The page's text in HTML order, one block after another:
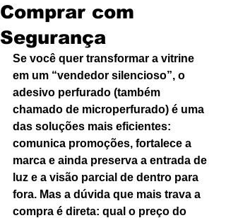
Comprar com
Segurança
Se você quer transformar a vitrine
em um “vendedor silencioso”, o
adesivo perfurado (também
chamado de microperfurado) é uma
das soluções mais eficientes:
comunica promoções, fortalece a
marca e ainda preserva a entrada de
luz e a visão parcial de dentro para
fora. Mas a dúvida que mais trava a
compra é direta: qual o preço do